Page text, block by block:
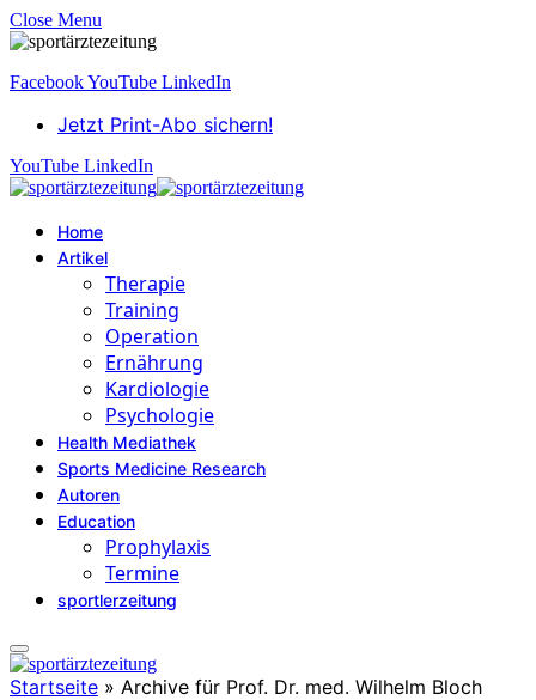
Close Menu
FacebookYouTube LinkedIn
Jetzt Print-Abo sichern!
YouTube LinkedIn
Home
Artikel
Therapie
Training
Operation
Ernährung
Kardiologie
Psychologie
Health Mediathek
Sports Medicine Research
Autoren
Education
Prophylaxis
Termine
sportlerzeitung
Startseite » Archive für Prof. Dr. med. Wilhelm Bloch